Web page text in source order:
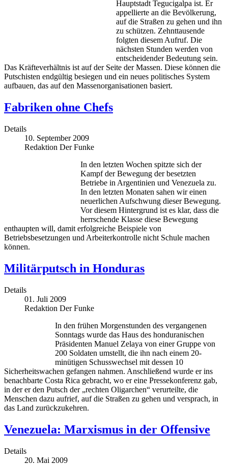
Hauptstadt Tegucigalpa ist. Er
appellierte an die Bevölkerung,
auf die Straßen zu gehen und ihn
zu schützen. Zehnttausende
folgten diesem Aufruf. Die
nächsten Stunden werden von
entscheidender Bedeutung sein.
Das Kräfteverhältnis ist auf der Seite der Massen. Diese können die
Putschisten endgültig besiegen und ein neues politisches System
aufbauen, das auf den Massenorganisationen basiert.
Fabriken ohne Chefs
Details
10. September 2009
Redaktion Der Funke
In den letzten Wochen spitzte sich der
Kampf der Bewegung der besetzten
Betriebe in Argentinien und Venezuela zu.
In den letzten Monaten sahen wir einen
neuerlichen Aufschwung dieser Bewegung.
Vor diesem Hintergrund ist es klar, dass die
herrschende Klasse diese Bewegung
enthaupten will, damit erfolgreiche Beispiele von
Betriebsbesetzungen und Arbeiterkontrolle nicht Schule machen
können.
Militärputsch in Honduras
Details
01. Juli 2009
Redaktion Der Funke
In den frühen Morgenstunden des vergangenen
Sonntags wurde das Haus des honduranischen
Präsidenten Manuel Zelaya von einer Gruppe von
200 Soldaten umstellt, die ihn nach einem 20-
minütigen Schusswechsel mit dessen 10
Sicherheitswachen gefangen nahmen. Anschließend wurde er ins
benachbarte Costa Rica gebracht, wo er eine Pressekonferenz gab,
in der er den Putsch der „rechten Oligarchen“ verurteilte, die
Menschen dazu aufrief, auf die Straßen zu gehen und versprach, in
das Land zurückzukehren.
Venezuela: Marxismus in der Offensive
Details
20. Mai 2009